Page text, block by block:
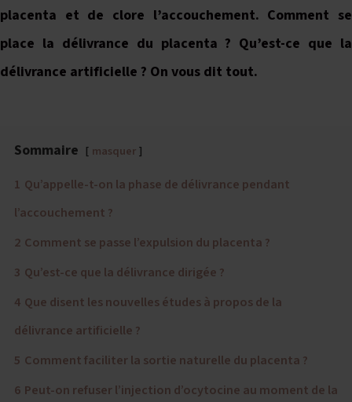
placenta et de clore l’accouchement. Comment se
place la délivrance du placenta ? Qu’est-ce que la
délivrance artificielle ? On vous dit tout.
Sommaire masquer
1 Qu’appelle-t-on la phase de délivrance pendant
l’accouchement ?
2 Comment se passe l’expulsion du placenta ?
3 Qu’est-ce que la délivrance dirigée ?
4 Que disent les nouvelles études à propos de la
délivrance artificielle ?
5 Comment faciliter la sortie naturelle du placenta ?
6 Peut-on refuser l’injection d’ocytocine au moment de la